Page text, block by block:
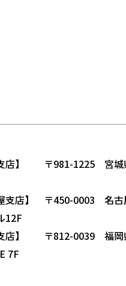
支店】 〒981-1225 宮城
屋支店】 〒450-0003 名
12F
支店】 〒812-0039 福岡
7F